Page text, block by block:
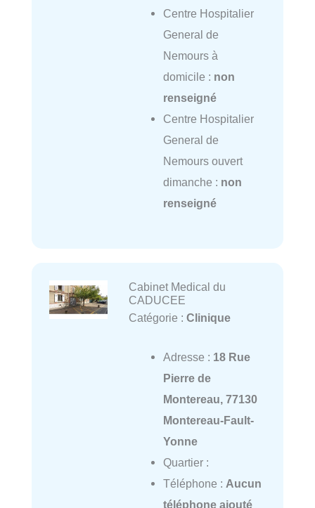
Centre Hospitalier
General de
Nemours à
domicile : non
renseigné
Centre Hospitalier
General de
Nemours ouvert
dimanche : non
renseigné
Cabinet Medical du
CADUCEE
Catégorie : Clinique
Adresse : 18 Rue
Pierre de
Montereau, 77130
Montereau-Fault-
Yonne
Quartier :
Téléphone : Aucun
téléphone ajouté